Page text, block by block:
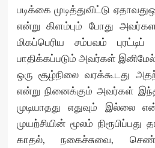
படிக்கை முடித்துவிட்டு
என்று கிளம்பும் போது
மிகப்பெரிய சம்பவம்
பாதிக்கப்படும் அவர்கள் இனிமேல்
ஒரு சூழ்நிலை வரக்கூடது
என்று நினைக்கும் அவர்கள்
முடியாதது எதுவும் இல்லை
முயற்சியின் மூலம்
காதல், நகைச்சுவை,